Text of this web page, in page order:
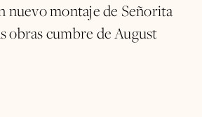
nuevo montaje de Señorita
obras cumbre de August